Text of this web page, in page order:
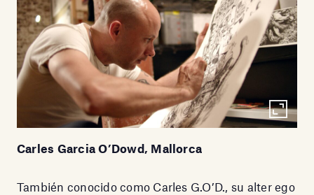
Carles Garcia O’Dowd, Mallorca
También conocido como Carles G.O’D., su alter ego